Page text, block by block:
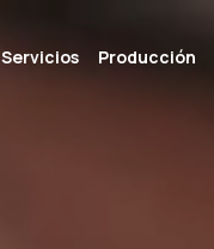
Servicios Producción